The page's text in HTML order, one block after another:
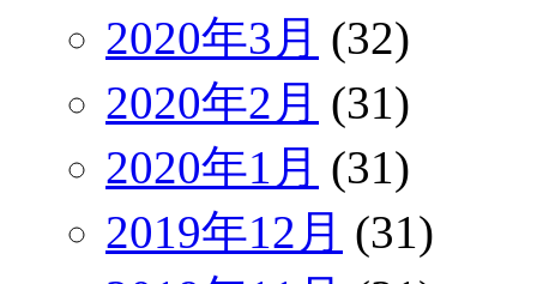
2020年3月 (32)
2020年2月 (31)
2020年1月 (31)
2019年12月 (31)